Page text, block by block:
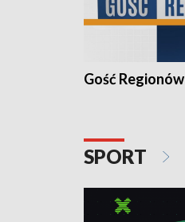
Gość Regionów
SPORT